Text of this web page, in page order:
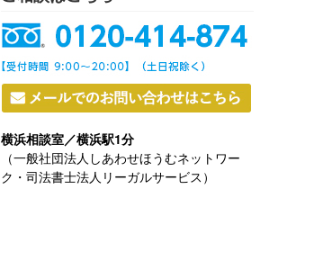
横浜相談室／横浜駅1分
（一般社団法人しあわせほうむネットワー
ク・司法書士法人リーガルサービス）